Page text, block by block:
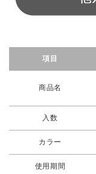
項目
商品名
入数
カラー
使用期間